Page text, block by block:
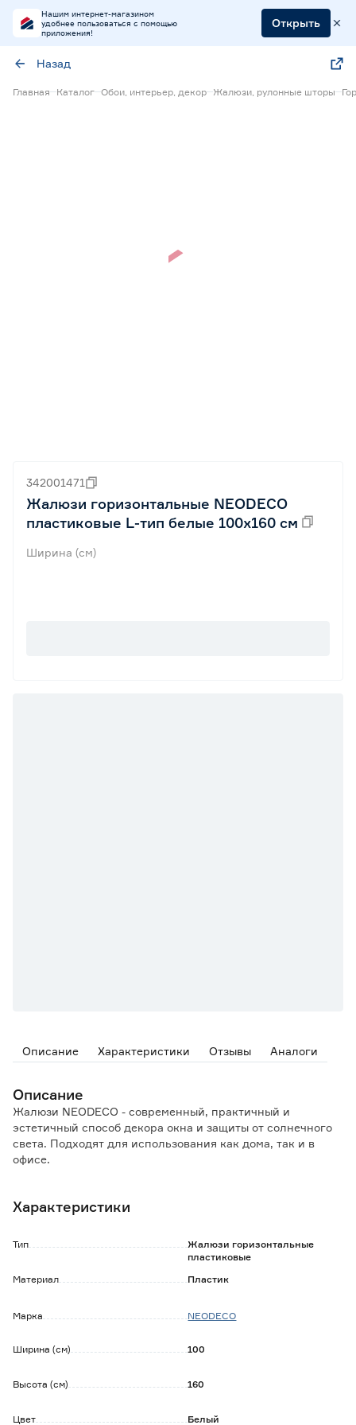
Нашим интернет-магазином
удобнее пользоваться с помощью
приложения!
Открыть
Назад
Главная Каталог Обои, интерьер, декор Жалюзи, рулонные шторы
342001471
Жалюзи горизонтальные NEODECO
пластиковые L-тип белые 100х160 см
Ширина (см)
Описание Характеристики Отзывы Аналоги
Описание
Жалюзи NEODECO - современный, практичный и
эстетичный способ декора окна и защиты от солнечного
света. Подходят для использования как дома, так и в
офисе.
жалюзи, позволяет осуществить 100%
Изделие обладает хорошими солнцезащитными
свойствами, не деформируется, не впитывает пыль и
- жалюзи в сборе;
- саморезы, дюбеля;
- ручка управления;
Характеристики
Тип
Жалюзи горизонтальные
пластиковые
Материал
Пластик
Марка NEODECO
Ширина (см) 100
Высота (см) 160
Цвет Белый